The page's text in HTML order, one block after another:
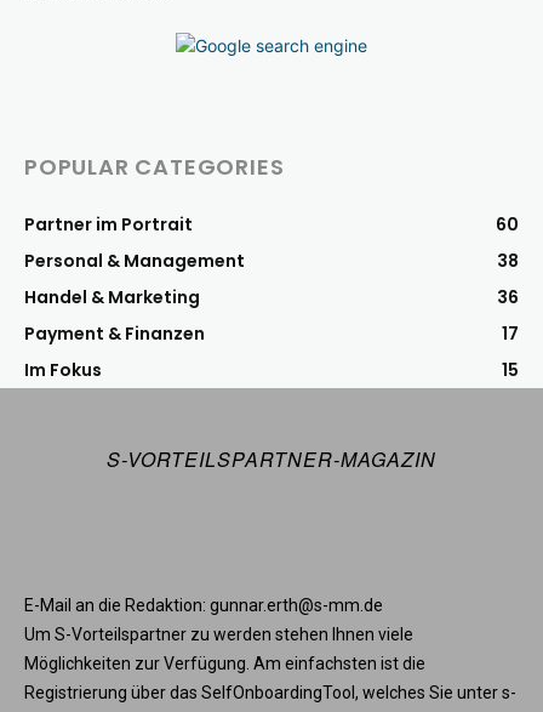
POPULAR CATEGORIES
Partner im Portrait
60
Personal & Management
38
Handel & Marketing
36
Payment & Finanzen
17
Im Fokus
15
S-VORTEILSPARTNER-MAGAZIN
E-Mail an die Redaktion: gunnar.erth@s-mm.de
Um S-Vorteilspartner zu werden stehen Ihnen viele
Möglichkeiten zur Verfügung. Am einfachsten ist die
Registrierung über das SelfOnboardingTool, welches Sie unter s-